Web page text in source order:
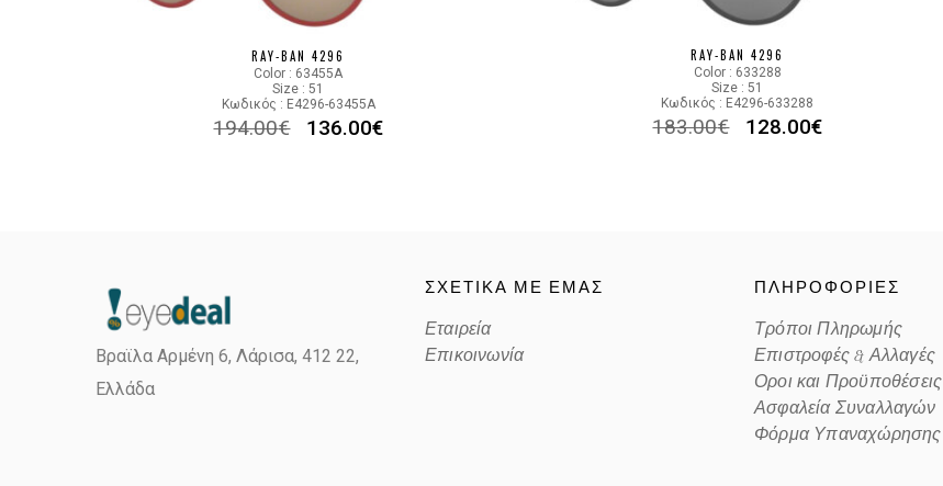
RAY-BAN 4296
Color : 63455A
Size : 51
Κωδικός : E4296-63455A
194.00€ 136.00€
RAY-BAN 4296
Color : 633288
Size : 51
Κωδικός : E4296-633288
183.00€ 128.00€
Βραϊλα Αρμένη 6, Λάρισα, 412 22,
Ελλάδα
ΣΧΕΤΙΚΑ ΜΕ ΕΜΑΣ
Εταιρεία
Επικοινωνία
ΠΛΗΡΟΦΟΡΙΕΣ
Τρόποι Πληρωμής
Επιστροφές & Αλλαγές
Οροι και Προϋποθέσεις
Ασφαλεία Συναλλαγών
Φόρμα Υπαναχώρησης